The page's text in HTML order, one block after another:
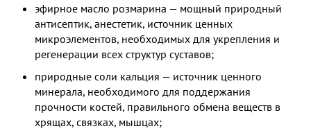
эфирное масло розмарина — мощный природный
антисептик, анестетик, источник ценных
микроэлементов, необходимых для укрепления и
регенерации всех структур суставов;
природные соли кальция — источник ценного
минерала, необходимого для поддержания
прочности костей, правильного обмена веществ в
хрящах, связках, мышцах;